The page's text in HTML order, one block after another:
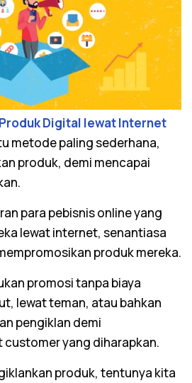
Digital lewat Internet
metode paling sederhana,
produk, demi mencapai
para pebisnis online yang
lewat internet, senantiasa
produk mereka.
promosi tanpa biaya
lewat teman, atau bahkan
pengiklan demi
yang diharapkan.
produk, tentunya kita